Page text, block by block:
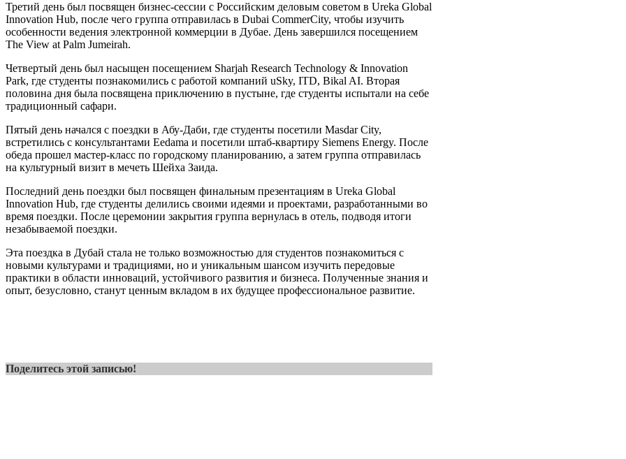
Третий день был посвящен бизнес-сессии с Российским деловым советом в Ureka Global
Innovation Hub, после чего группа отправилась в Dubai CommerCity, чтобы изучить
особенности ведения электронной коммерции в Дубае. День завершился посещением
The View at Palm Jumeirah.
Четвертый день был насыщен посещением Sharjah Research Technology & Innovation
Park, где студенты познакомились с работой компаний uSky, ITD, Bikal AI. Вторая
половина дня была посвящена приключению в пустыне, где студенты испытали на себе
традиционный сафари.
Пятый день начался с поездки в Абу-Даби, где студенты посетили Masdar City,
встретились с консультантами Eedama и посетили штаб-квартиру Siemens Energy. После
обеда прошел мастер-класс по городскому планированию, а затем группа отправилась
на культурный визит в мечеть Шейха Заида.
Последний день поездки был посвящен финальным презентациям в Ureka Global
Innovation Hub, где студенты делились своими идеями и проектами, разработанными во
время поездки. После церемонии закрытия группа вернулась в отель, подводя итоги
незабываемой поездки.
Эта поездка в Дубай стала не только возможностью для студентов познакомиться с
новыми культурами и традициями, но и уникальным шансом изучить передовые
практики в области инноваций, устойчивого развития и бизнеса. Полученные знания и
опыт, безусловно, станут ценным вкладом в их будущее профессиональное развитие.
Поделитесь этой записью!